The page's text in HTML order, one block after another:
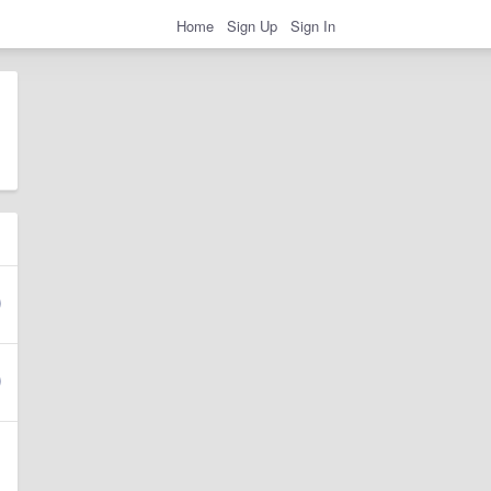
Home Sign Up Sign In